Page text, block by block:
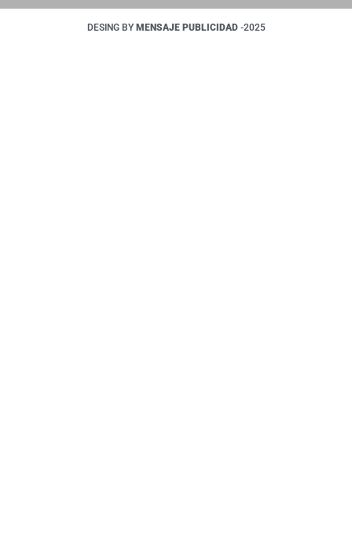
DESING BY MENSAJE PUBLICIDAD -2025